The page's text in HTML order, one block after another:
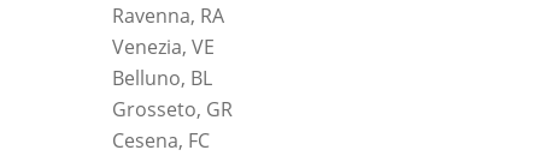
Ravenna, RA
Venezia, VE
Belluno, BL
Grosseto, GR
Cesena, FC